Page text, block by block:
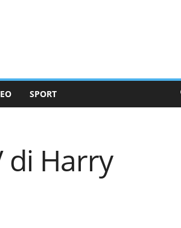
SPORT
di Harry